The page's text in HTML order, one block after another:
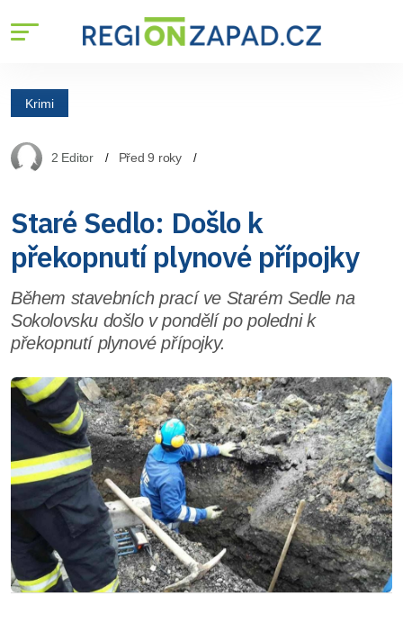
Krimi
2 Editor Před 9 roky
Staré Sedlo: Došlo k
překopnutí plynové přípojky
Během stavebních prací ve Starém Sedle na
Sokolovsku došlo v pondělí po poledni k
překopnutí plynové přípojky.